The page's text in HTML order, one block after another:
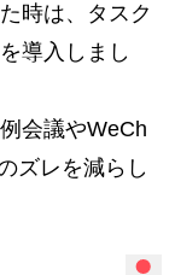
時は、タスク
導入しまし
会議やWeCh
ズレを減らし